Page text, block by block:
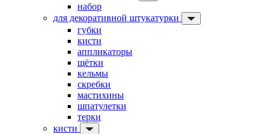
набор
для декоративной штукатурки
губки
кисти
аппликаторы
щётки
кельмы
скребки
мастихины
шпатулетки
терки
кисти